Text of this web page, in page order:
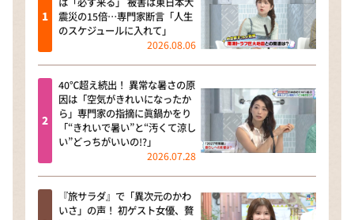
震災の15倍…専門家断言「人生
のスケジュールに入れて」
2026.08.06
40℃超え続出！ 異常な暑さの原
因は「空気がきれいになったか
ら」専門家の指摘に眞鍋かをり
「“きれいで暑い”と“汚くて涼し
い”どっちがいいの!?」
2026.07.28
『旅サラダ』で「異次元のかわ
いさ」の声！ 初ゲスト女優、贅